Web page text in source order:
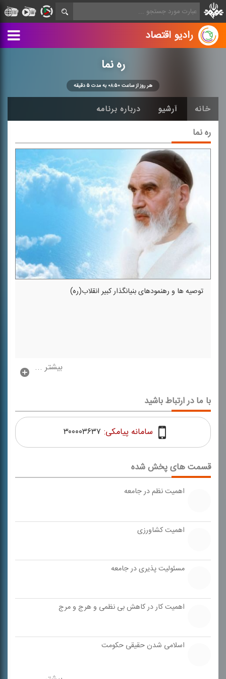
رادیو اقتصاد
ره نما
هر روز از ساعت ۰۸:۵۰ به مدت ۵ دقیقه
خانه آرشیو درباره برنامه
ره نما
توصیه ها و رهنمودهای بنیانگذار كبیر انقلاب(ره)
بیشتر ...
قسمت های پخش شده
اهمیت نظم در جامعه
اهمیت كشاورزی
مسئولیت پذیری در جامعه
اهمیت كار در كاهش بی نظمی و هرج و مرج
اسلامی شدن حقیقی حكومت
با ما در ارتباط باشید
سامانه پیامکی: ۳۰۰۰۰۳۶۳۷